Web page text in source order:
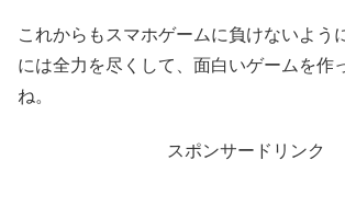
これからもスマホゲームに負けないよう
には全力を尽くして、面白いゲームを作
ね。
スポンサードリンク